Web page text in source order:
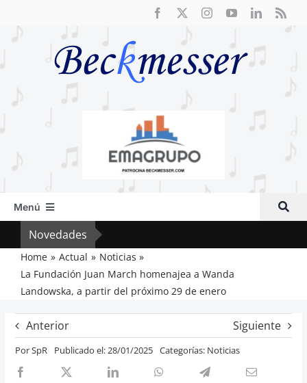
Menú
Inicio
Actual
Artículos
Previos de ópera
Entrevistas
Recomendación
Novedades
Home Actual
Noticias
La Fundación Juan March homenajea a Wanda
Landowska, a partir del próximo 29 de enero
Anterior Siguiente
PorSpR Publicado el: 28/01/2025 Categorías: Noticias